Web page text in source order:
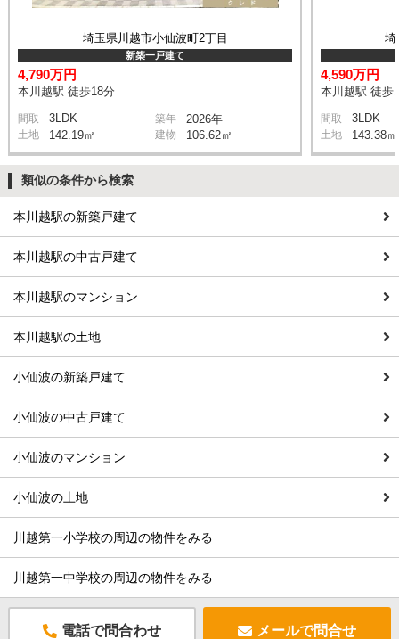
埼玉県川越市小仙波町2丁目
新築一戸建て
4,790万円
本川越駅 徒歩18分
間取 3LDK 築年 2026年
土地 142.19㎡ 建物 106.62㎡
埼
4,590万円
本川越駅 徒歩
間取 3LDK
土地 143.38㎡
類似の条件から検索
本川越駅の新築戸建て
本川越駅の中古戸建て
本川越駅のマンション
本川越駅の土地
小仙波の新築戸建て
小仙波の中古戸建て
小仙波のマンション
小仙波の土地
川越第一小学校の周辺の物件をみる
川越第一中学校の周辺の物件をみる
電話で問合わせ メールで問合せ